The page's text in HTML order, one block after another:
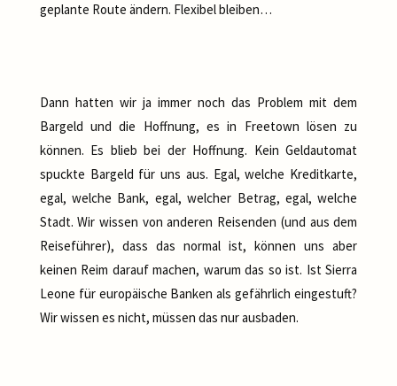
geplante Route ändern. Flexibel bleiben…
Dann hatten wir ja immer noch das Problem mit dem
Bargeld und die Hoffnung, es in Freetown lösen zu
können. Es blieb bei der Hoffnung. Kein Geldautomat
spuckte Bargeld für uns aus. Egal, welche Kreditkarte,
egal, welche Bank, egal, welcher Betrag, egal, welche
Stadt. Wir wissen von anderen Reisenden (und aus dem
Reiseführer), dass das normal ist, können uns aber
keinen Reim darauf machen, warum das so ist. Ist Sierra
Leone für europäische Banken als gefährlich eingestuft?
Wir wissen es nicht, müssen das nur ausbaden.